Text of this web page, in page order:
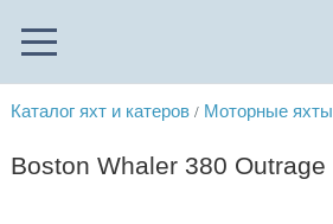
Каталог яхт и катеров / Моторные яхты
Boston Whaler 380 Outrage